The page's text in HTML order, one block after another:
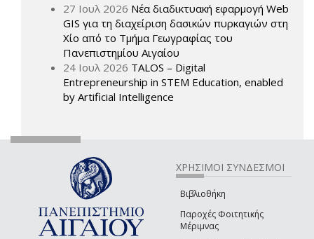
27 Ιουλ 2026 Νέα διαδικτυακή εφαρμογή Web
GIS για τη διαχείριση δασικών πυρκαγιών στη
Χίο από το Τμήμα Γεωγραφίας του
Πανεπιστημίου Αιγαίου
24 Ιουλ 2026 TALOS – Digital
Entrepreneurship in STEM Education, enabled
by Artificial Intelligence
ΧΡΗΣΙΜΟΙ ΣΥΝΔΕΣΜΟΙ
Βιβλιοθήκη
Παροχές Φοιτητικής
Μέριμνας